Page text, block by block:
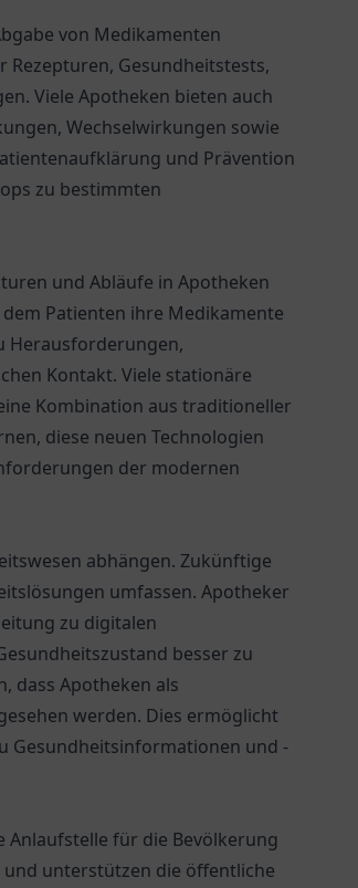
von Medikamenten
Gesundheitstests,
Viele Apotheken bieten auch
Wechselwirkungen sowie
und Prävention
zu bestimmten
und Abläufe in Apotheken
Patienten ihre Medikamente
Herausforderungen,
Kontakt. Viele stationäre
Kombination aus traditioneller
diese neuen Technologien
der modernen
abhängen. Zukünftige
umfassen. Apotheker
zu digitalen
besser zu
dass Apotheken als
werden. Dies ermöglicht
Gesundheitsinformationen und -
Anlaufstelle für die Bevölkerung
unterstützen die öffentliche